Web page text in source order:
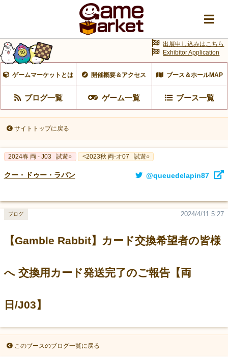
ゲームマーケットとは 開催概要＆アクセス ブース＆ホールMAP
ブログ一覧 ゲーム一覧 ブース一覧
出展申し込みはこちら
Exhibitor Application
サイトトップに戻る
2024春 両 - J03 試遊○ <2023秋 両-オ07 試遊○
クー・ドゥー・ラパン @queuedelapin87
【Gamble Rabbit】カード交換希望者の皆様
へ 交換用カード発送完了のご報告【両
日/J03】
2024/4/11 5:27
ブログ
このブースのブログ一覧に戻る